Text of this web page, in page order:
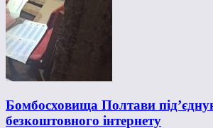
Бомбосховища Полтави
безкоштовного інтернету